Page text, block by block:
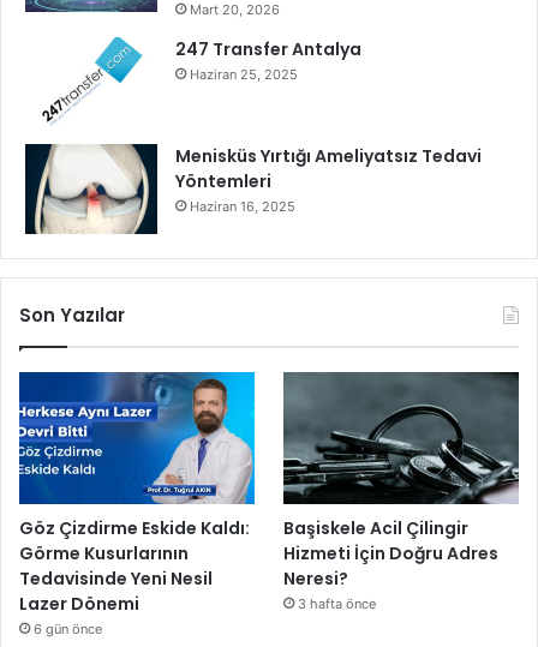
a
ğ
Mart 20, 2026
247 Transfer Antalya
Haziran 25, 2025
Menisküs Yırtığı Ameliyatsız Tedavi
Yöntemleri
Haziran 16, 2025
Son Yazılar
Göz Çizdirme Eskide Kaldı:
Görme Kusurlarının
Tedavisinde Yeni Nesil
Lazer Dönemi
6 gün önce
Başiskele Acil Çilingir
Hizmeti İçin Doğru Adres
Neresi?
3 hafta önce